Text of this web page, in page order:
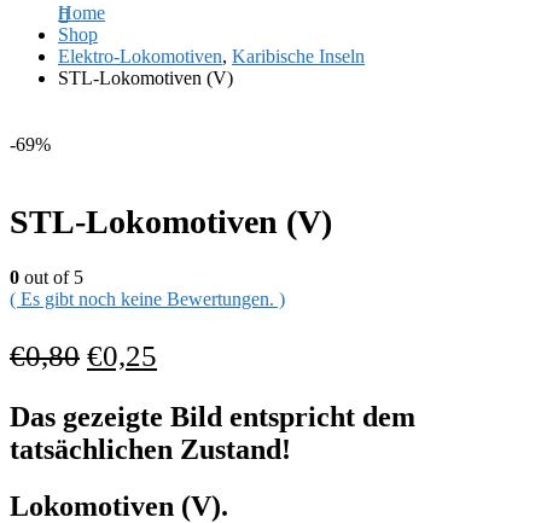
Home
Shop
Elektro-Lokomotiven, Karibische Inseln
STL-Lokomotiven (V)
-69%
STL-Lokomotiven (V)
0 out of 5
( Es gibt noch keine Bewertungen. )
€0,80 €0,25
Das gezeigte Bild entspricht dem
tatsächlichen Zustand!
Lokomotiven (V).